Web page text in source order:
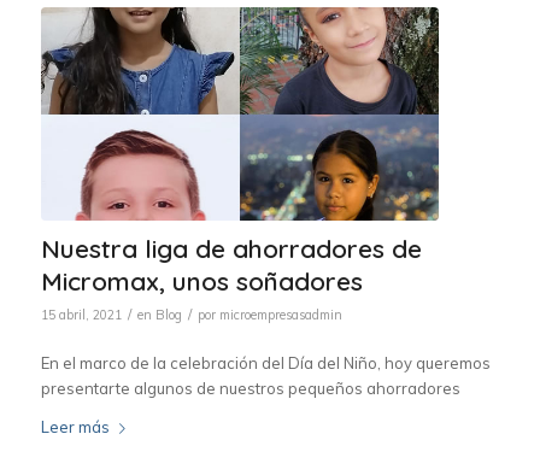
Nuestra liga de ahorradores de
Micromax, unos soñadores
15 abril, 2021 / en Blog / por microempresasadmin
En el marco de la celebración del Día del Niño, hoy queremos
presentarte algunos de nuestros pequeños ahorradores
Leer más